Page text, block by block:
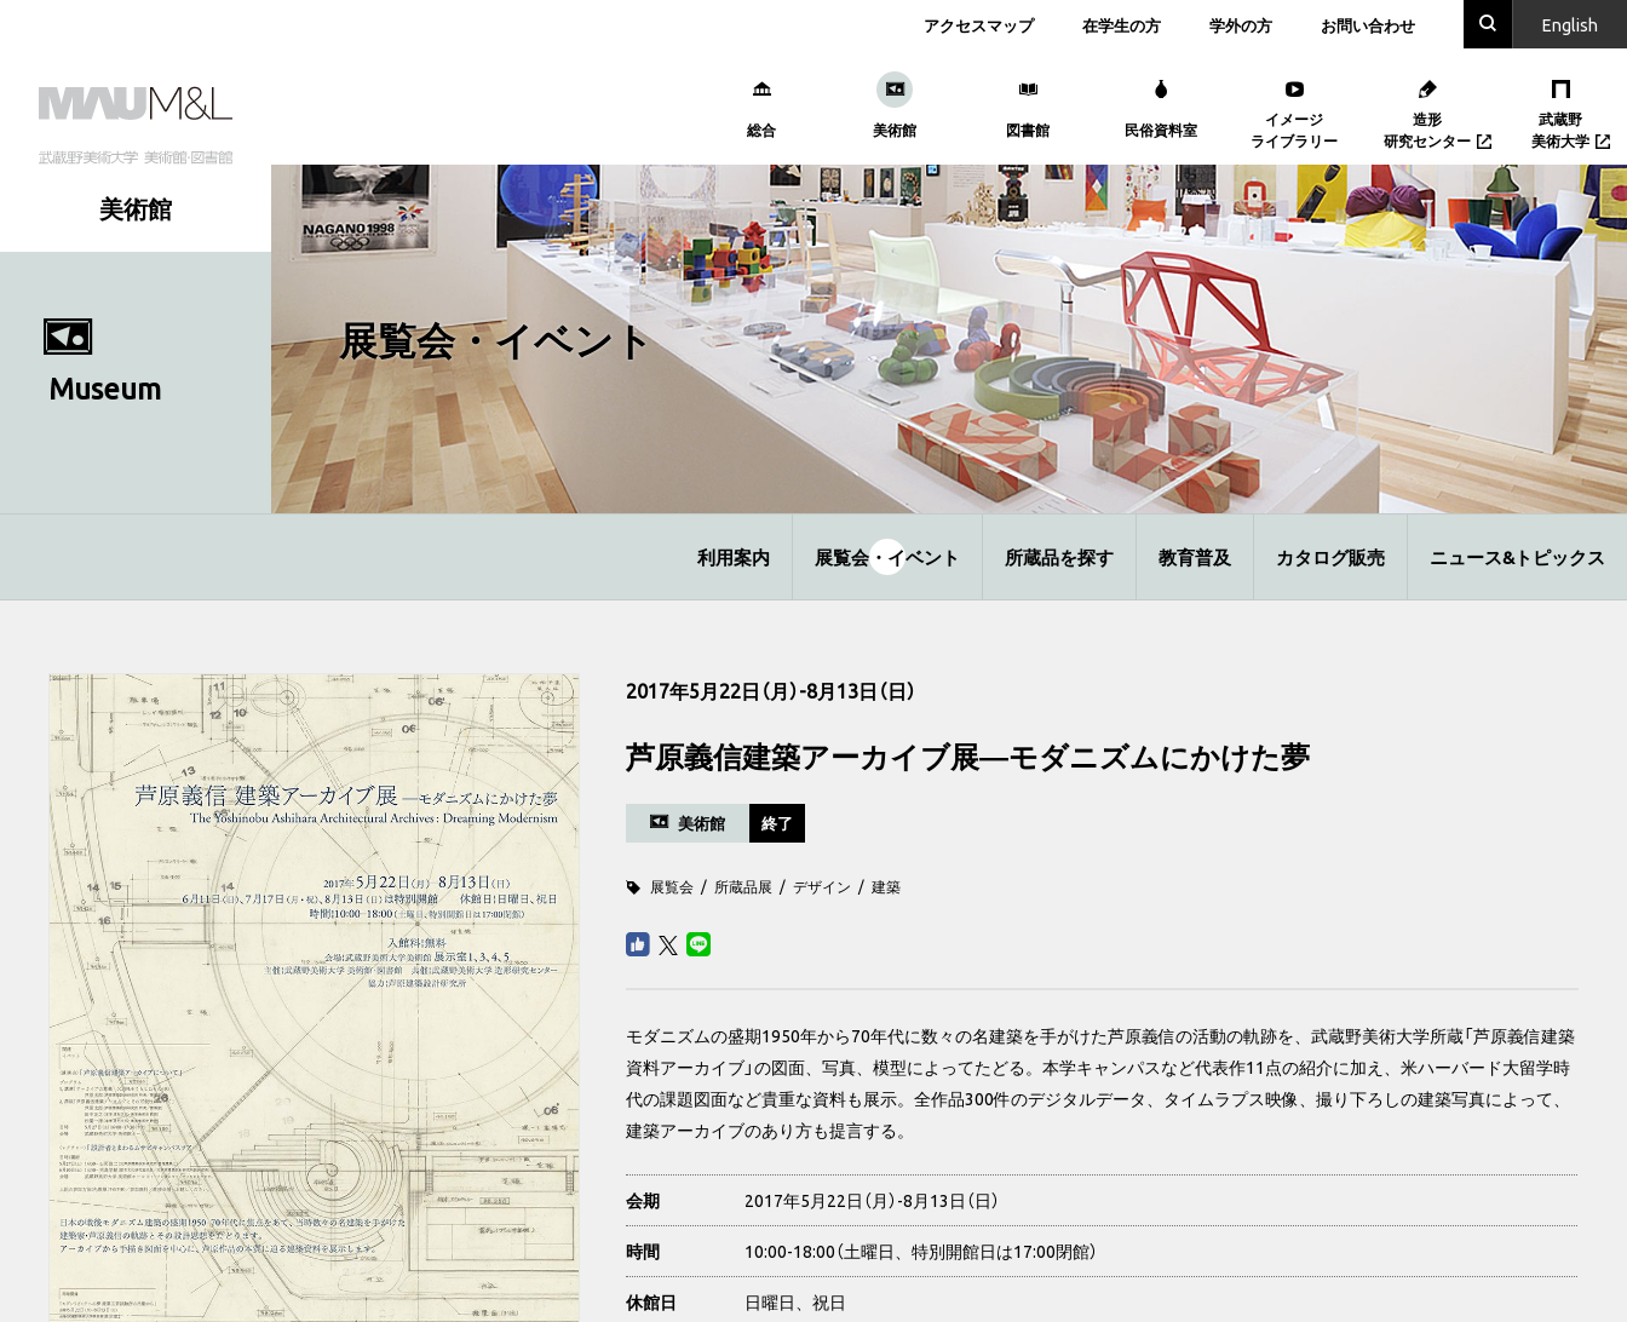
アクセスマップ 在学生の方 学外の方 お問い合わせ English
総合 美術館 図書館 民俗資料室
イメージ
ライブラリー
造形
研究センター
武蔵野
美術大学
Museum
美術館
展覧会・イベント
利用案内 展覧会・イベント 所蔵品を探す 教育普及 カタログ販売 ニュース&トピックス
2017年5月22日（月）-8月13日（日）
芦原義信建築アーカイブ展―モダニズムにかけた夢
美術館 終了
展覧会 所蔵品展 デザイン 建築
モダニズムの盛期1950年から70年代に数々の名建築を手がけた芦原義信の活動の軌跡を、武蔵野美術大学所蔵「芦原義信建築
資料アーカイブ」の図面、写真、模型によってたどる。本学キャンパスなど代表作11点の紹介に加え、米ハーバード大留学時
代の課題図面など貴重な資料も展示。全作品300件のデジタルデータ、タイムラプス映像、撮り下ろしの建築写真によって、
建築アーカイブのあり方も提言する。
会期 2017年5月22日（月）-8月13日（日）
時間 10:00-18:00（土曜日、特別開館日は17:00閉館）
休館日
日曜日、祝日